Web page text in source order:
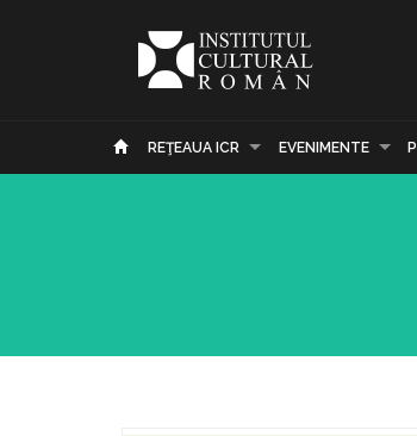
REŢEAUA ICR EVENIMENTE